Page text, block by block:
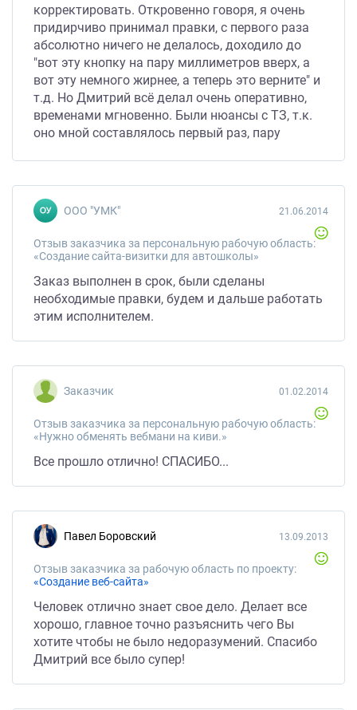
корректировать. Откровенно говоря, я очень
придирчиво принимал правки, с первого раза
абсолютно ничего не делалось, доходило до
"вот эту кнопку на пару миллиметров вверх, а
вот эту немного жирнее, а теперь это верните" и
т.д. Но Дмитрий всё делал очень оперативно,
временами мгновенно. Были нюансы с ТЗ, т.к.
оно мной составлялось первый раз, пару
абсолютно всё было сделано в итоге. Сайт я
получил в срок, затем немного правились
мелкие ошибки, но опять таки всё очень
оперативно и без каких либо задержек. Спасибо.
ООО "УМК"
Отзыв заказчика за персональную рабочую область:
«Создание сайта-визитки для автошколы»
21.06.2014
Заказ выполнен в срок, были сделаны
необходимые правки, будем и дальше работать
этим исполнителем.
Заказчик
Отзыв заказчика за персональную рабочую область:
«Нужно обменять вебмани на киви.»
01.02.2014
Все прошло отлично! СПАСИБО...
Павел Боровский
Отзыв заказчика за рабочую область по проекту:
«Создание веб-сайта»
13.09.2013
Человек отлично знает свое дело. Делает все
хорошо, главное точно разъяснить чего Вы
хотите чтобы не было недоразумений. Спасибо
Дмитрий все было супер!